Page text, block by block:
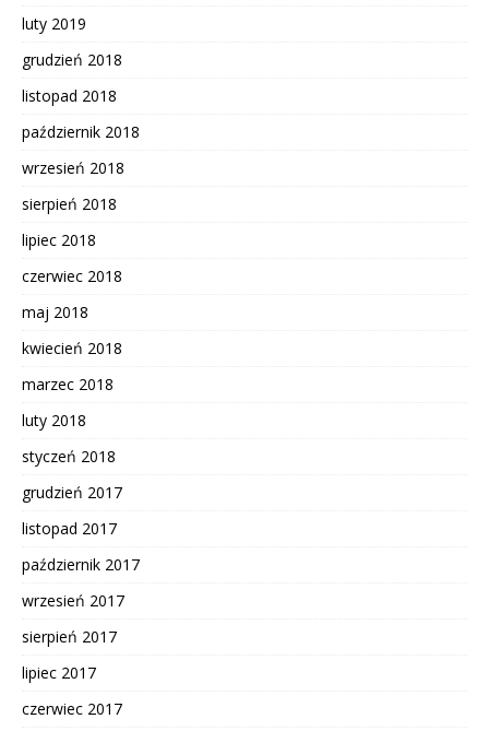
luty 2019
grudzień 2018
listopad 2018
październik 2018
wrzesień 2018
sierpień 2018
lipiec 2018
czerwiec 2018
maj 2018
kwiecień 2018
marzec 2018
luty 2018
styczeń 2018
grudzień 2017
listopad 2017
październik 2017
wrzesień 2017
sierpień 2017
lipiec 2017
czerwiec 2017